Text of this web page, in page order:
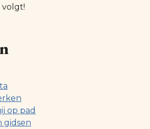
volgt!
op pad
gidsen